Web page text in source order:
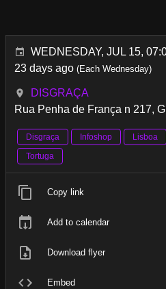
WEDNESDAY, JUL 15,
23 days ago (Each Wednesday)
DISGRAÇA
Rua Penha de França n 217,
Disgraça Infoshop Lisboa
Tortuga
Copy link
Add to calendar
Download flyer
Embed